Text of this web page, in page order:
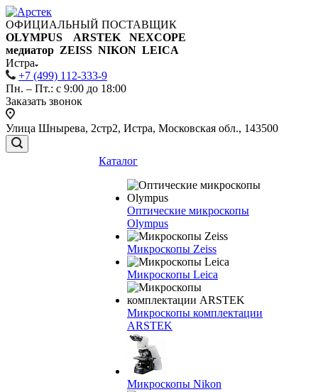
ОФИЦИАЛЬНЫЙ ПОСТАВЩИК
OLYMPUS ARSTEK NEXCOPE
медиатор ZEISS NIKON LEICA
Истра
+7 (499) 112-333-9
Пн. – Пт.: с 9:00 до 18:00
Заказать звонок
Улица Шнырева, 2стр2, Истра, Московская обл., 143500
Каталог
Оптические микроскопы
Olympus
Микроскопы Zeiss
Микроскопы Leica
Микроскопы комплектации
ARSTEK
Микроскопы Nikon